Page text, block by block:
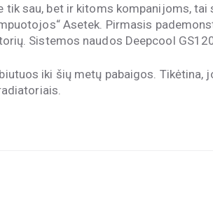
sau, bet ir kitoms kompanijoms, tai
Asetek. Pirmasis
Sistemos naudos Deepcool
iki šių metų pabaigos. Tikėtina,